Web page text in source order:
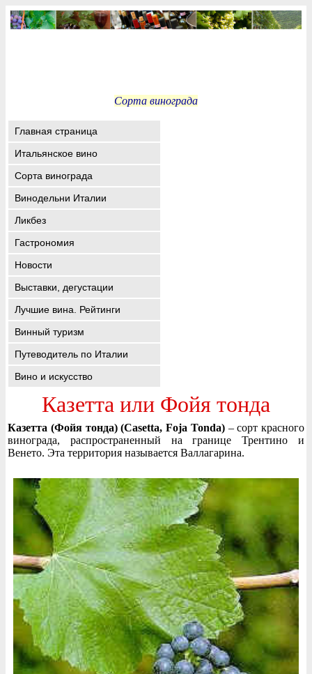
Сорта винограда
Главная страница
Итальянское вино
Сорта винограда
Винодельни Италии
Ликбез
Гастрономия
Новости
Выставки, дегустации
Лучшие вина. Рейтинги
Винный туризм
Путеводитель по Италии
Вино и искусство
Казетта или Фойя тонда
Казетта (Фойя тонда) (Casetta, Foja Tonda)– сорт красного
винограда, распространенный на границе Трентино и
Венето. Эта территория называется Валлагарина.